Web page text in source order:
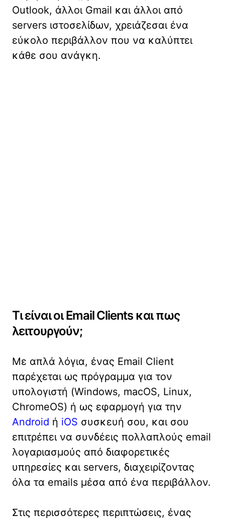
Outlook, άλλοι Gmail και άλλοι από
servers ιστοσελίδων, χρειάζεσαι ένα
εύκολο περιβάλλον που να καλύπτει
κάθε σου ανάγκη.
Τι είναι οι Email Clients και πως
λειτουργούν;
Με απλά λόγια, ένας Email Client
παρέχεται ως πρόγραμμα για τον
υπολογιστή (Windows, macOS, Linux,
ChromeOS) ή ως εφαρμογή για την
Android ή iOS συσκευή σου, και σου
επιτρέπει να συνδέεις πολλαπλούς email
λογαριασμούς από διαφορετικές
υπηρεσίες και servers, διαχειρίζοντας
όλα τα emails μέσα από ένα περιβάλλον.
Στις περισσότερες περιπτώσεις, ένας